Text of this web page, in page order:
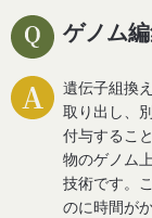
ゲノム
遺伝子組換
取り出し、
付与するこ
物のゲノム
技術です。
のに時間が